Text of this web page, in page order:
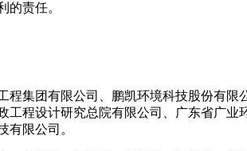
的责任。
集团有限公司、鹏凯环境科技股份有
程设计研究总院有限公司、广东省广
有限公司。